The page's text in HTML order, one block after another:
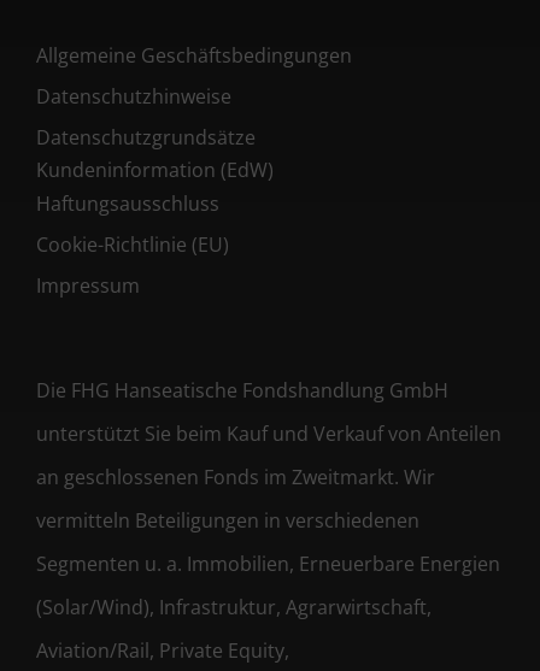
Allgemeine Geschäftsbedingungen
Datenschutzhinweise
Datenschutzgrundsätze
Kundeninformation (EdW)
Haftungsausschluss
Cookie-Richtlinie (EU)
Impressum
Die FHG Hanseatische Fondshandlung GmbH
unterstützt Sie beim Kauf und Verkauf von Anteilen
an geschlossenen Fonds im Zweitmarkt. Wir
vermitteln Beteiligungen in verschiedenen
Segmenten u. a. Immobilien, Erneuerbare Energien
(Solar/Wind), Infrastruktur, Agrarwirtschaft,
Aviation/Rail, Private Equity,